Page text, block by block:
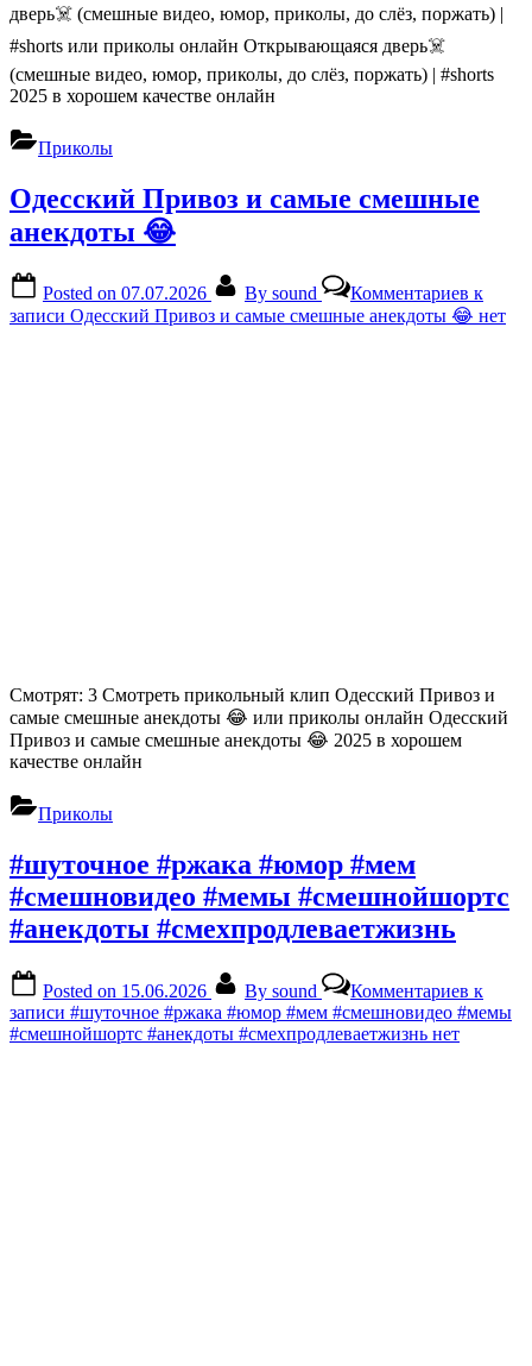
дверь☠️ (смешные видео, юмор, приколы, до слёз, поржать) |
#shorts или приколы онлайн Открывающаяся дверь☠️
(смешные видео, юмор, приколы, до слёз, поржать) | #shorts
2025 в хорошем качестве онлайн
Приколы
Одесский Привоз и самые смешные
анекдоты 😂
Posted on 07.07.2026 By sound Комментариев к
записи Одесский Привоз и самые смешные анекдоты 😂 нет
Смотрят: 3 Смотреть прикольный клип Одесский Привоз и
самые смешные анекдоты 😂 или приколы онлайн Одесский
Привоз и самые смешные анекдоты 😂 2025 в хорошем
качестве онлайн
Приколы
#шуточное #ржака #юмор #мем
#смешновидео #мемы #смешнойшортс
#анекдоты #смехпродлеваетжизнь
Posted on 15.06.2026 By sound Комментариев к
записи #шуточное #ржака #юмор #мем #смешновидео #мемы
#смешнойшортс #анекдоты #смехпродлеваетжизнь нет